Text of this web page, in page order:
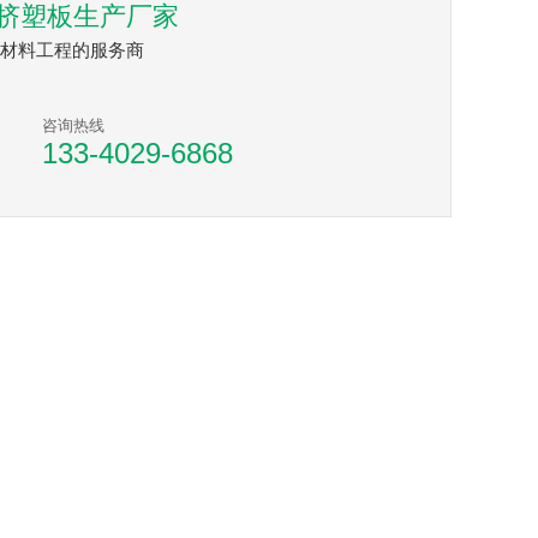
塑板生产厂家
料工程的服务商
咨询热线
133-4029-6868